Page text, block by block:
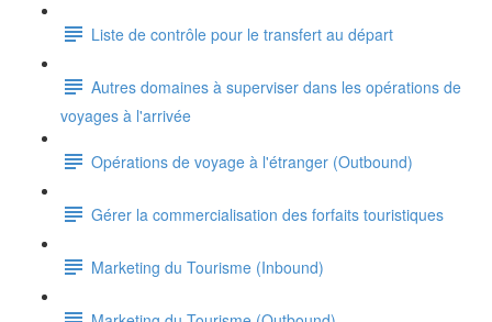
Liste de contrôle pour le transfert au départ
Autres domaines à superviser dans les opérations de
voyages à l'arrivée
Opérations de voyage à l'étranger (Outbound)
Gérer la commercialisation des forfaits touristiques
Marketing du Tourisme (Inbound)